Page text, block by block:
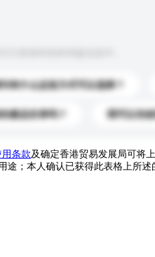
有什么运送方式可以选择？
產品目录吗？ 我可以先
用条款及确定香港贸易发展局可将
途；本人确认已获得此表格上所